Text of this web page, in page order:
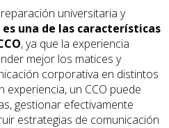
universitaria y
una de las características
, ya que la experiencia
mejor los matices y
corporativa en distintos
un CCO puede
gestionar efectivamente
estrategias de comunicación